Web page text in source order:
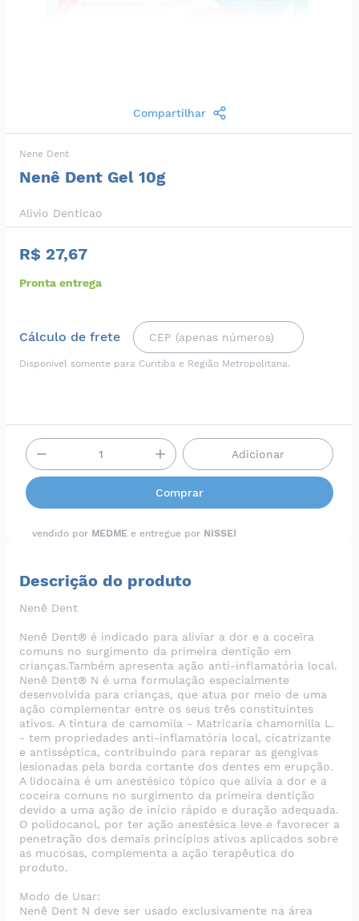
Compartilhar
Nene Dent
Nenê Dent Gel 10g
Alivio Denticao
R$ 27,67
Pronta entrega
Cálculo de frete
Disponível somente para Curitiba e Região Metropolitana.
Adicionar
Comprar
vendido por MEDME e entregue por NISSEI
Descrição do produto
Nenê Dent
Nenê Dent® é indicado para aliviar a dor e a coceira
comuns no surgimento da primeira dentição em
crianças.Também apresenta ação anti-inflamatória local.
Nenê Dent® N é uma formulação especialmente
desenvolvida para crianças, que atua por meio de uma
ação complementar entre os seus três constituintes
ativos. A tintura de camomila - Matricaria chamomilla L.
- tem propriedades anti-inflamatória local, cicatrizante
e antisséptica, contribuindo para reparar as gengivas
lesionadas pela borda cortante dos dentes em erupção.
A lidocaína é um anestésico tópico que alivia a dor e a
coceira comuns no surgimento da primeira dentição
devido a uma ação de início rápido e duração adequada.
O polidocanol, por ter ação anestésica leve e favorecer a
penetração dos demais princípios ativos aplicados sobre
as mucosas, complementa a ação terapêutica do
produto.
Modo de Usar:
Nenê Dent N deve ser usado exclusivamente na área